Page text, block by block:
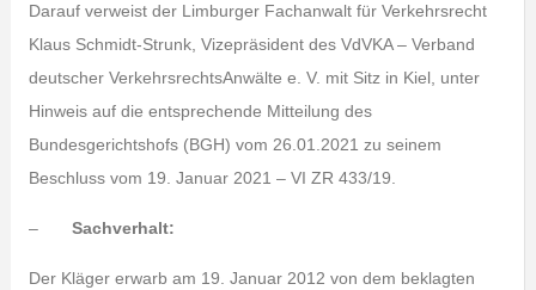
Darauf verweist der Limburger Fachanwalt für Verkehrsrecht
Klaus Schmidt-Strunk, Vizepräsident des VdVKA – Verband
deutscher VerkehrsrechtsAnwälte e. V. mit Sitz in Kiel, unter
Hinweis auf die entsprechende Mitteilung des
Bundesgerichtshofs (BGH) vom 26.01.2021 zu seinem
Beschluss vom 19. Januar 2021 – VI ZR 433/19.
– Sachverhalt:
Der Kläger erwarb am 19. Januar 2012 von dem beklagten